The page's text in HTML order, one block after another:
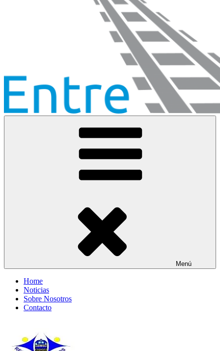
Menú
Home
Noticias
Sobre Nosotros
Contacto